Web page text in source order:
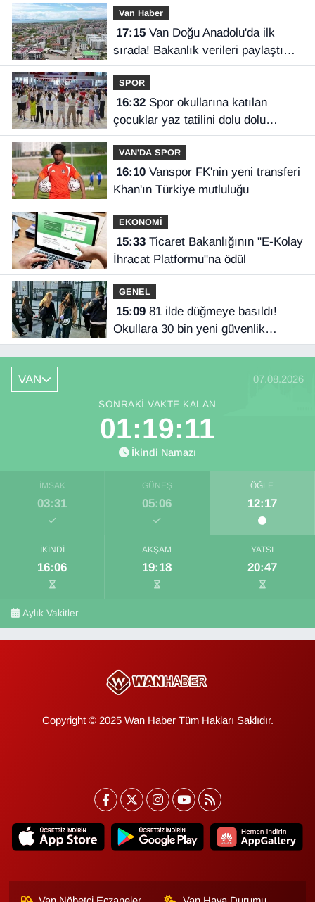
Van Haber
17:15Van Doğu Anadolu'da ilk
sırada! Bakanlık verileri paylaştı…
SPOR
16:32Spor okullarına katılan
çocuklar yaz tatilini dolu dolu
geçiriyor
VAN'DA SPOR
16:10Vanspor FK'nin yeni transferi
Khan'ın Türkiye mutluluğu
EKONOMİ
15:33Ticaret Bakanlığının "E-Kolay
İhracat Platformu"na ödül
GENEL
15:0981 ilde düğmeye basıldı!
Okullara 30 bin yeni güvenlik
görevlisi
VAN 07.08.2026
SONRAKI VAKTE KALAN
01:19:11
İkindi Namazı
İMSAK
03:31
GÜNEŞ
05:06
ÖĞLE
12:17
İKINDI
16:06
AKŞAM
19:18
YATSI
20:47
Aylık Vakitler
Copyright © 2025 Wan Haber Tüm Hakları Saklıdır.